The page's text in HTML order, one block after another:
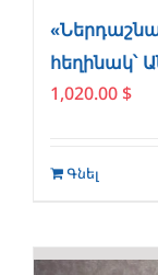
հեղինակ՝
1,020.00 $
Գնել